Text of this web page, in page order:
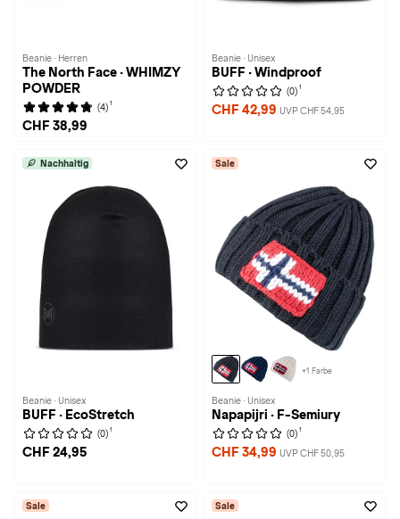
Beanie · Herren
The North Face · WHIMZY
POWDER
(4) 1
CHF 38,99
Beanie · Unisex
BUFF · Windproof
(0) 1
CHF 42,99 UVP CHF 54,95
Nachhaltig
Beanie · Unisex
BUFF · EcoStretch
(0) 1
CHF 24,95
Sale
+1 Farbe
Beanie · Unisex
Napapijri · F-Semiury
(0) 1
CHF 34,99 UVP CHF 50,95
Sale Sale